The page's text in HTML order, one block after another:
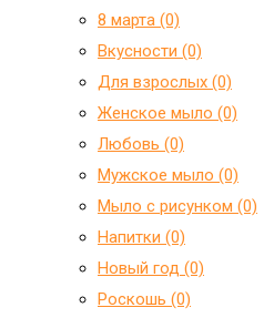
8 марта (0)
Вкусности (0)
Для взрослых (0)
Женское мыло (0)
Любовь (0)
Мужское мыло (0)
Мыло с рисунком (0)
Напитки (0)
Новый год (0)
Роскошь (0)